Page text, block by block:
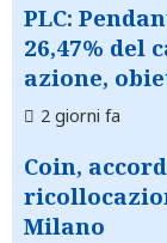
PLC:
26,47% del
azione,
2 giorni fa
Coin,
Milano